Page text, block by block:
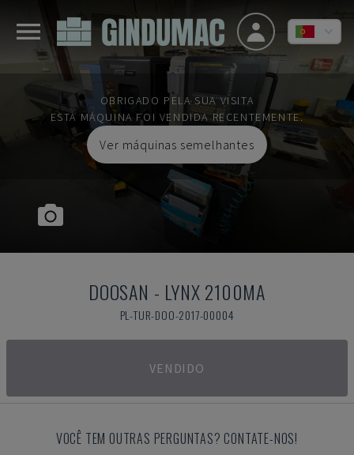
OBRIGADO PELA SUA VISITA
ESTA MÁQUINA FOI VENDIDA RECENTEMENTE.
Ver máquinas semelhantes
DOOSAN - LYNX 2100MA
PL-TUR-DOO-2017-00004
VENDIDO
VOCÊ TEM OUTRAS PERGUNTAS? CONTATE-NOS!